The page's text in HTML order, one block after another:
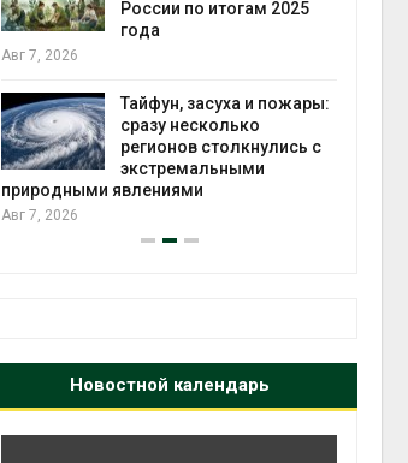
России по итогам 2025
года
Авг 7, 2026
Тайфун, засуха и пожары:
сразу несколько
регионов столкнулись с
экстремальными
природными явлениями
Авг 7, 2026
Новостной календарь